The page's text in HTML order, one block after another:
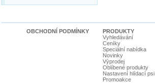
OBCHODNÍ PODMÍNKY
PRODUKTY
Vyhledávání
Ceníky
Speciální nabídka
Novinky
Výprodej
Oblíbené produkty
Nastavení hlídací psi
Promoakce